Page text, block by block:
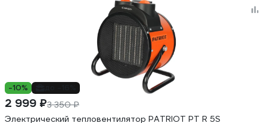
-10%
2 999 ₽3 350 ₽
Электрический тепловентилятор PATRIOT PT R 5S